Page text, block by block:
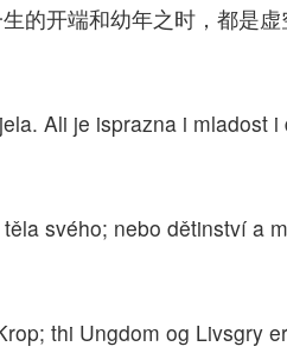
的开端和幼年之时，都是虚
Ali je isprazna i mladost
svého; nebo dětinství a
thi Ungdom og Livsgry